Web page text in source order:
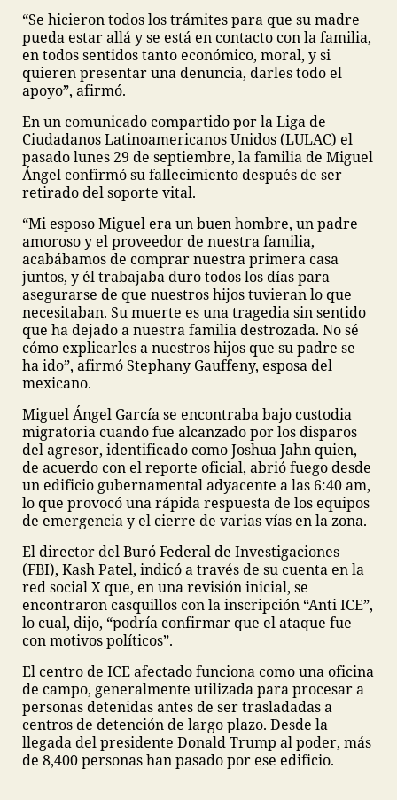
“Se hicieron todos los trámites para que su madre
pueda estar allá y se está en contacto con la familia,
en todos sentidos tanto económico, moral, y si
quieren presentar una denuncia, darles todo el
apoyo”, afirmó.
En un comunicado compartido por la Liga de
Ciudadanos Latinoamericanos Unidos (LULAC) el
pasado lunes 29 de septiembre, la familia de Miguel
Ángel confirmó su fallecimiento después de ser
retirado del soporte vital.
“Mi esposo Miguel era un buen hombre, un padre
amoroso y el proveedor de nuestra familia,
acabábamos de comprar nuestra primera casa
juntos, y él trabajaba duro todos los días para
asegurarse de que nuestros hijos tuvieran lo que
necesitaban. Su muerte es una tragedia sin sentido
que ha dejado a nuestra familia destrozada. No sé
cómo explicarles a nuestros hijos que su padre se
ha ido”, afirmó Stephany Gauffeny, esposa del
mexicano.
Miguel Ángel García se encontraba bajo custodia
migratoria cuando fue alcanzado por los disparos
del agresor, identificado como Joshua Jahn quien,
de acuerdo con el reporte oficial, abrió fuego desde
un edificio gubernamental adyacente a las 6:40 am,
lo que provocó una rápida respuesta de los equipos
de emergencia y el cierre de varias vías en la zona.
El director del Buró Federal de Investigaciones
(FBI), Kash Patel, indicó a través de su cuenta en la
red social X que, en una revisión inicial, se
encontraron casquillos con la inscripción “Anti ICE”,
lo cual, dijo, “podría confirmar que el ataque fue
con motivos políticos”.
El centro de ICE afectado funciona como una oficina
de campo, generalmente utilizada para procesar a
personas detenidas antes de ser trasladadas a
centros de detención de largo plazo. Desde la
llegada del presidente Donald Trump al poder, más
de 8,400 personas han pasado por ese edificio.